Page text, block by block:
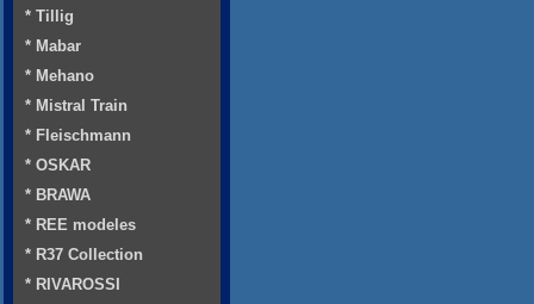
* Tillig
* Mabar
* Mehano
* Mistral Train
* Fleischmann
* OSKAR
* BRAWA
* REE modeles
* R37 Collection
* RIVAROSSI